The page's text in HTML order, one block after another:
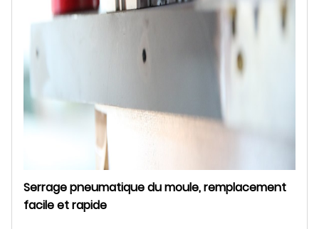
Serrage pneumatique du moule, remplacement
facile et rapide